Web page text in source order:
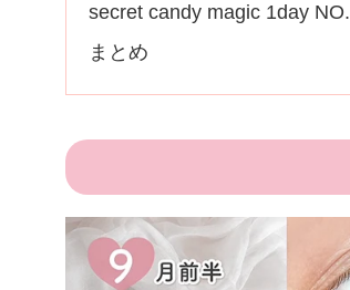
secret candy magic 1day
まとめ